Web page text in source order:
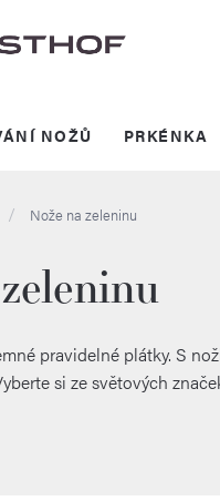
NOŽŮ PRKÉNKA
Nože na zeleninu
pravidelné plátky. S
si ze světových